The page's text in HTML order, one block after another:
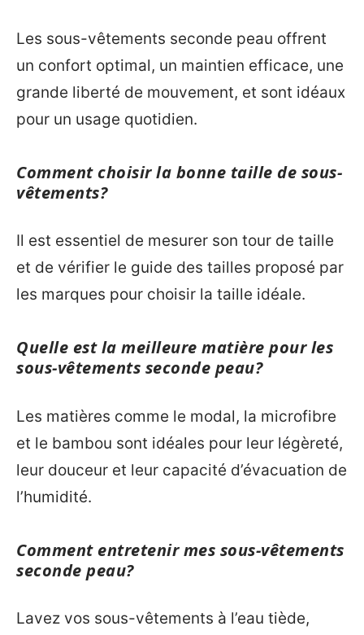
Les sous-vêtements seconde peau offrent
un confort optimal, un maintien efficace, une
grande liberté de mouvement, et sont idéaux
pour un usage quotidien.
Comment choisir la bonne taille de sous-
vêtements?
Il est essentiel de mesurer son tour de taille
et de vérifier le guide des tailles proposé par
les marques pour choisir la taille idéale.
Quelle est la meilleure matière pour les
sous-vêtements seconde peau?
Les matières comme le modal, la microfibre
et le bambou sont idéales pour leur légèreté,
leur douceur et leur capacité d’évacuation de
l’humidité.
Comment entretenir mes sous-vêtements
seconde peau?
Lavez vos sous-vêtements à l’eau tiède,